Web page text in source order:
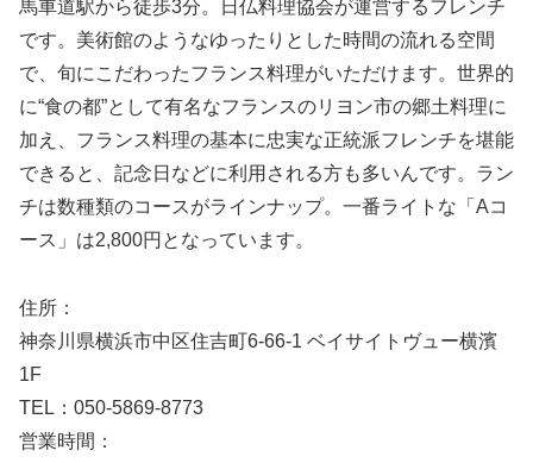
馬車道駅から徒歩3分。日仏料理協会が運営するフレンチ
です。美術館のようなゆったりとした時間の流れる空間
で、旬にこだわったフランス料理がいただけます。世界的
に“食の都”として有名なフランスのリヨン市の郷土料理に
加え、フランス料理の基本に忠実な正統派フレンチを堪能
できると、記念日などに利用される方も多いんです。ラン
チは数種類のコースがラインナップ。一番ライトな「Aコ
ース」は2,800円となっています。
住所：
神奈川県横浜市中区住吉町6-66-1 ベイサイトヴュー横濱
1F
TEL：050-5869-8773
営業時間：